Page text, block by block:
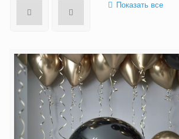
Показать все